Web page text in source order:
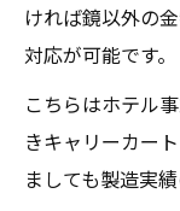
ければ鏡以外の
対応が可能です。
こちらはホテル
きキャリーカー
ましても製造実